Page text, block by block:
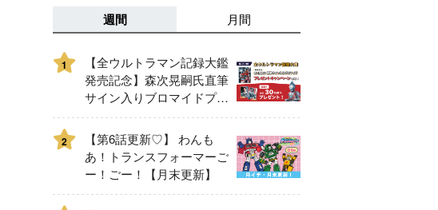
週間 月間
1
【全ウルトラマン記録大鑑
発売記念】森次晃嗣氏直筆
サイン入りブロマイドプレ
ゼントキャンペーン開催！
2
【第6話更新♡】 わんも
あ！トランスフォーマーご
ー！ごー！【月末更新】